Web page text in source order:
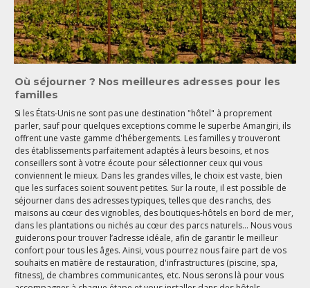
Où séjourner ? Nos meilleures adresses pour les
familles
Si les États-Unis ne sont pas une destination "hôtel" à proprement
parler, sauf pour quelques exceptions comme le superbe Amangiri, ils
offrent une vaste gamme d'hébergements. Les familles y trouveront
des établissements parfaitement adaptés à leurs besoins, et nos
conseillers sont à votre écoute pour sélectionner ceux qui vous
conviennent le mieux. Dans les grandes villes, le choix est vaste, bien
que les surfaces soient souvent petites. Sur la route, il est possible de
séjourner dans des adresses typiques, telles que des ranchs, des
maisons au cœur des vignobles, des boutiques-hôtels en bord de mer,
dans les plantations ou nichés au cœur des parcs naturels... Nous vous
guiderons pour trouver l’adresse idéale, afin de garantir le meilleur
confort pour tous les âges. Ainsi, vous pourrez nous faire part de vos
souhaits en matière de restauration, d'infrastructures (piscine, spa,
fitness), de chambres communicantes, etc. Nous serons là pour vous